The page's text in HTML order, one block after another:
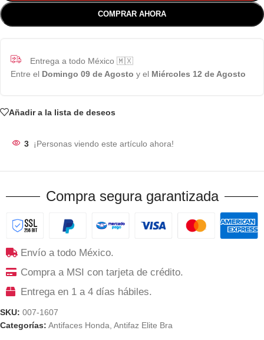
COMPRAR AHORA
Entrega a todo México 🇲🇽
Entre el Domingo 09 de Agosto y el Miércoles 12 de Agosto
Añadir a la lista de deseos
3 ¡Personas viendo este artículo ahora!
Compra segura garantizada
Envío a todo México.
Compra a MSI con tarjeta de crédito.
Entrega en 1 a 4 días hábiles.
SKU: 007-1607
Categorías: Antifaces Honda Antifaz Elite Bra